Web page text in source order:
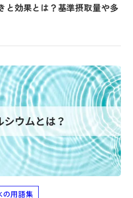
と効果とは？基準摂取量や多
用語集